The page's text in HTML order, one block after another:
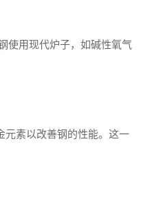
使用现代炉子，如碱性氧气
元素以改善钢的性能。这一